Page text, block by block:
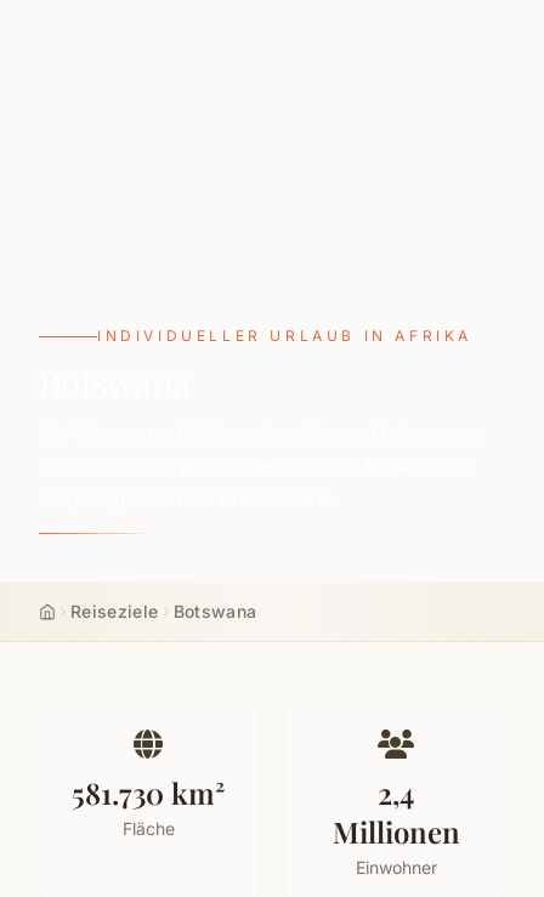
INDIVIDUELLER URLAUB IN AFRIKA
StartReiseziele Botswana
581.730 km²
Fläche
2,4
Millionen
Einwohner